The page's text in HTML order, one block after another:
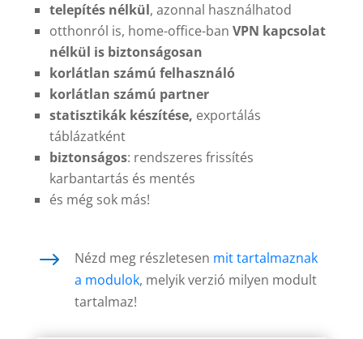
telepítés nélkül, azonnal használhatod
otthonról is, home-office-ban VPN kapcsolat
nélkül is biztonságosan
korlátlan számú felhasználó
korlátlan számú partner
statisztikák készítése, exportálás
táblázatként
biztonságos: rendszeres frissítés
karbantartás és mentés
és még sok más!
$ Nézd meg részletesen mit tartalmaznak
a modulok, melyik verzió milyen modult
tartalmaz!